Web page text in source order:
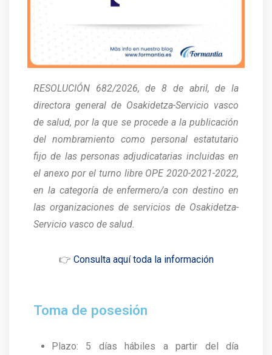
RESOLUCIÓN 682/2026, de 8 de abril, de la
directora general de Osakidetza-Servicio vasco
de salud, por la que se procede a la publicación
del nombramiento como personal estatutario
fijo de las personas adjudicatarias incluidas en
el anexo por el turno libre OPE 2020-2021-2022,
en la categoría de enfermero/a con destino en
las organizaciones de servicios de Osakidetza-
Servicio vasco de salud.
👉 Consulta aquí toda la información
Toma de posesión
Plazo: 5 días hábiles a partir del día